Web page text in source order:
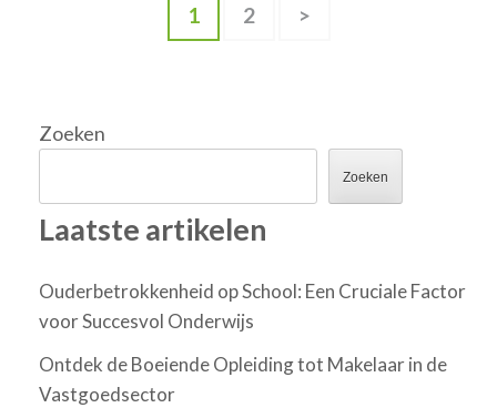
Pagina
1 Pagina
2 >
Zoeken
Zoeken
Laatste artikelen
Ouderbetrokkenheid op School: Een Cruciale Factor
voor Succesvol Onderwijs
Ontdek de Boeiende Opleiding tot Makelaar in de
Vastgoedsector